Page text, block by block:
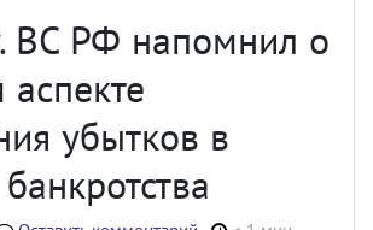
ВС РФ напомнил о
убытков в